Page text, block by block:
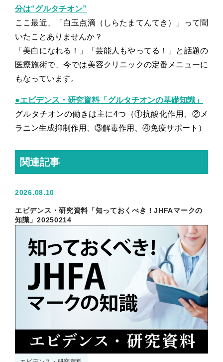
分は“グルタチオン”
ここ最近、「白玉点滴（しらたまてんてき）」って聞
いたことありませんか？
「美白になれる！」「芸能人もやってる！」と話題の
医療施術で、今では美容クリニックの定番メニューに
もなっています。
●エビデンス・研究資料「グルタチオンの基礎知識」
グルタチオンの働きは主に4つ（①抗酸化作用、②メ
ラニン生成抑制作用、③解毒作用、④免疫サポート）
関連記事
2026.08.10
エビデンス・研究資料「知っておくべき！JHFAマークの
知識」20250214